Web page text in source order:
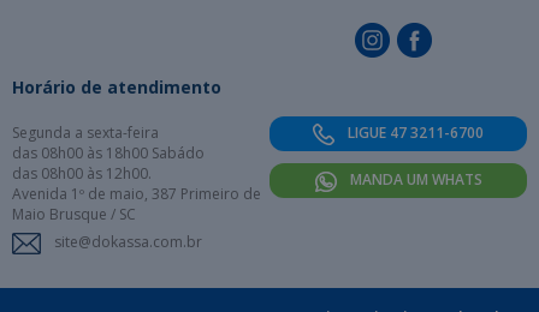
Horário de atendimento
Segunda a sexta-feira
das 08h00 às 18h00 Sabádo
das 08h00 às 12h00.
Avenida 1º de maio, 387 Primeiro de
Maio Brusque / SC
site@dokassa.com.br
LIGUE 47 3211-6700
MANDA UM WHATS